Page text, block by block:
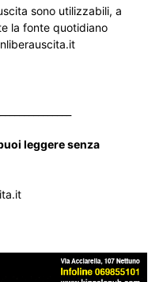
sono utilizzabili, a
la fonte quotidiano
leggere senza